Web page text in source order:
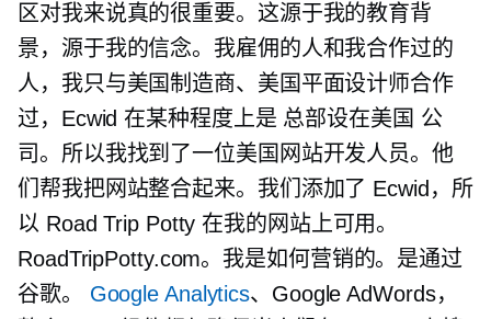
区对我来说真的很重要。这源于我的教育背
景，源于我的信念。我雇佣的人和我合作过的
人，我只与美国制造商、美国平面设计师合作
过，Ecwid 在某种程度上是 总部设在美国 公
司。所以我找到了一位美国网站开发人员。他
们帮我把网站整合起来。我们添加了 Ecwid，所
以 Road Trip Potty 在我的网站上可用。
RoadTripPotty.com。我是如何营销的。是通过
谷歌。 Google Analytics、Google AdWords，